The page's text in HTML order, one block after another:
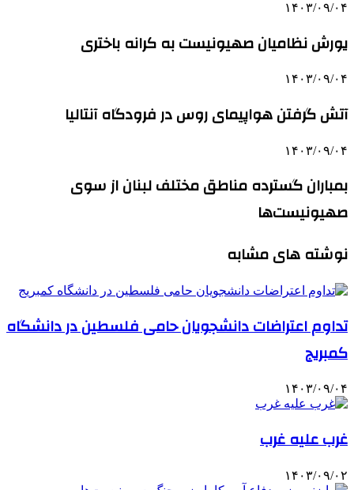
۱۴۰۳/۰۹/۰۴
یورش نظامیان صهیونیست به کرانه باختری
۱۴۰۳/۰۹/۰۴
آتش گرفتن هواپیمای روس در فرودگاه آنتالیا
۱۴۰۳/۰۹/۰۴
بمباران گسترده مناطق مختلف لبنان از سوی
صهیونیست‌ها
نوشته های مشابه
تداوم اعتراضات دانشجویان حامی فلسطین در دانشگاه
کمبریج
۱۴۰۳/۰۹/۰۴
غرب علیه غرب
۱۴۰۳/۰۹/۰۲